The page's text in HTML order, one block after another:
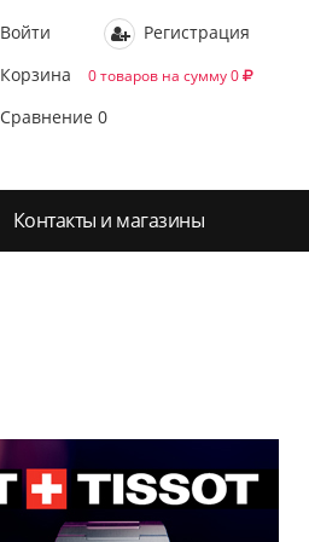
Войти
Регистрация
Корзина
0 товаров на сумму 0
Сравнение 0
Контакты и магазины